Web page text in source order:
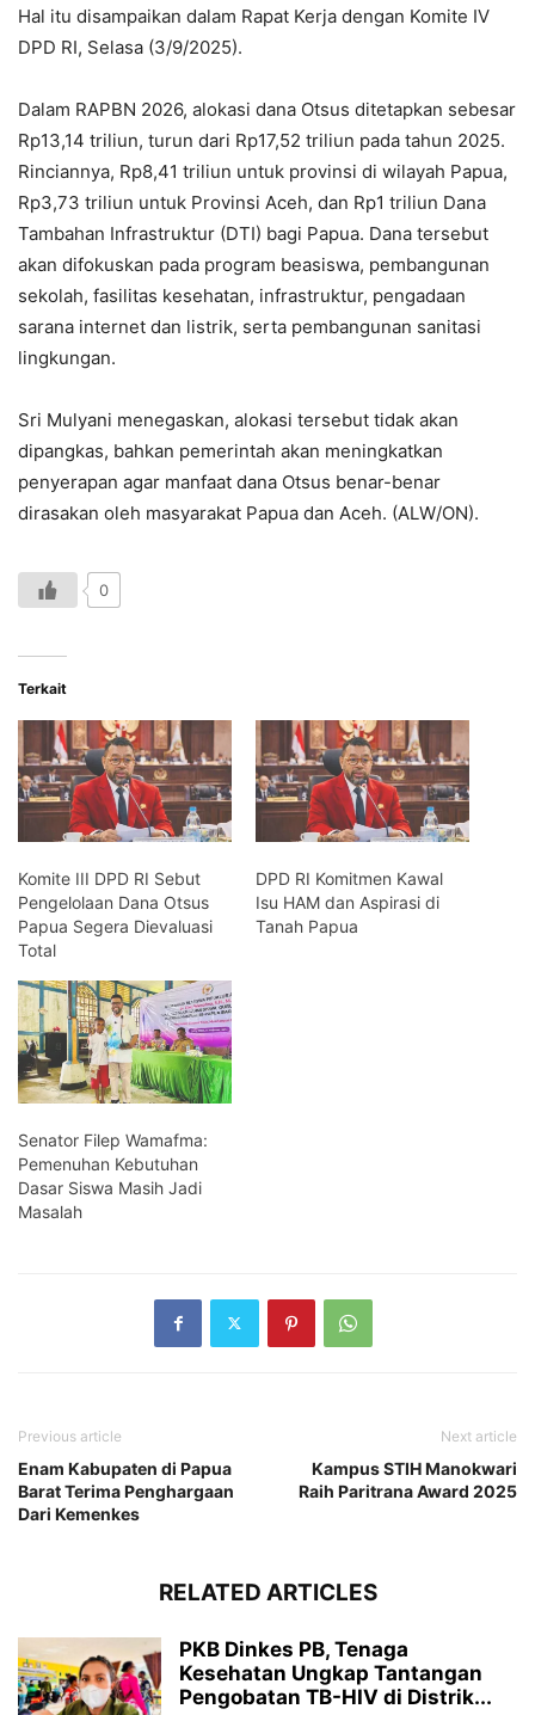
Hal itu disampaikan dalam Rapat Kerja dengan Komite IV
DPD RI, Selasa (3/9/2025).
Dalam RAPBN 2026, alokasi dana Otsus ditetapkan sebesar
Rp13,14 triliun, turun dari Rp17,52 triliun pada tahun 2025.
Rinciannya, Rp8,41 triliun untuk provinsi di wilayah Papua,
Rp3,73 triliun untuk Provinsi Aceh, dan Rp1 triliun Dana
Tambahan Infrastruktur (DTI) bagi Papua. Dana tersebut
akan difokuskan pada program beasiswa, pembangunan
sekolah, fasilitas kesehatan, infrastruktur, pengadaan
sarana internet dan listrik, serta pembangunan sanitasi
lingkungan.
Sri Mulyani menegaskan, alokasi tersebut tidak akan
dipangkas, bahkan pemerintah akan meningkatkan
penyerapan agar manfaat dana Otsus benar-benar
dirasakan oleh masyarakat Papua dan Aceh. (ALW/ON).
0
Terkait
Komite III DPD RI Sebut
Pengelolaan Dana Otsus
Papua Segera Dievaluasi
Total
DPD RI Komitmen Kawal
Isu HAM dan Aspirasi di
Tanah Papua
Senator Filep Wamafma:
Pemenuhan Kebutuhan
Dasar Siswa Masih Jadi
Masalah
Previous article
Enam Kabupaten di Papua
Barat Terima Penghargaan
Dari Kemenkes
Next article
Kampus STIH Manokwari
Raih Paritrana Award 2025
RELATED ARTICLES
PKB Dinkes PB, Tenaga
Kesehatan Ungkap Tantangan
Pengobatan TB-HIV di Distrik...